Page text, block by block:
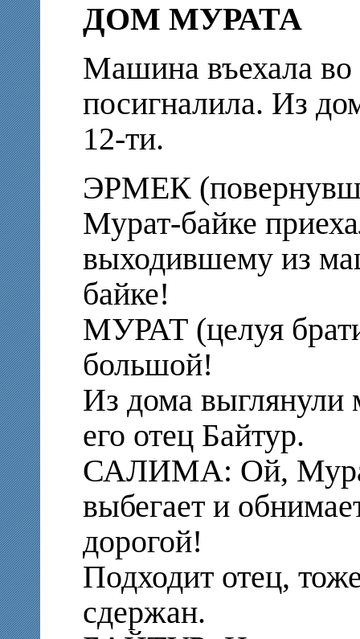
ДОМ МУРАТА
Машина въехала во
посигналила. Из
12-ти.
ЭРМЕК
Мурат-байке
выходившему из
байке!
МУРАТ (целуя
большой!
Из дома
его отец Байтур.
САЛИМА: Ой, Мурат
выбегает и
дорогой!
Подходит отец,
сдержан.